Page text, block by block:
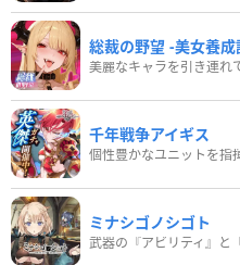
総裁の野望 -美女養成
美麗なキャラを引き連れ
千年戦争アイギス
個性豊かなユニットを指
ミナシゴノシゴト